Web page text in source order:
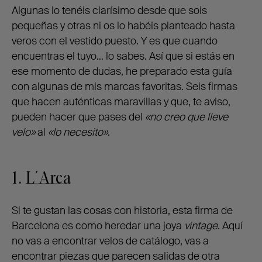
Algunas lo tenéis clarísimo desde que sois
pequeñas y otras ni os lo habéis planteado hasta
veros con el vestido puesto. Y es que cuando
encuentras el tuyo… lo sabes. Así que si estás en
ese momento de dudas, he preparado esta guía
con algunas de mis marcas favoritas. Seis firmas
que hacen auténticas maravillas y que, te aviso,
pueden hacer que pases del «no creo que lleve
velo»al «lo necesito».
1. L´Arca
Si te gustan las cosas con historia, esta firma de
Barcelona es como heredar una joya vintage. Aquí
no vas a encontrar velos de catálogo, vas a
encontrar piezas que parecen salidas de otra